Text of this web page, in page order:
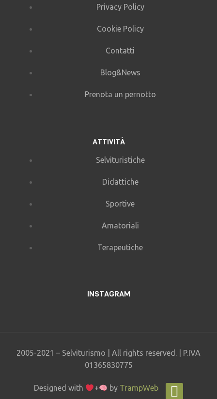
Privacy Policy
Cookie Policy
Contatti
Blog&News
Prenota un pernotto
ATTIVITÀ
Selvituristiche
Didattiche
Sportive
Amatoriali
Terapeutiche
INSTAGRAM
2005-2021 – Selviturismo | All rights reserved. | P.IVA
01365830775
Designed with + by TrampWeb